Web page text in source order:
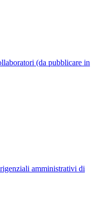
(da pubblicare in
amministrativi di